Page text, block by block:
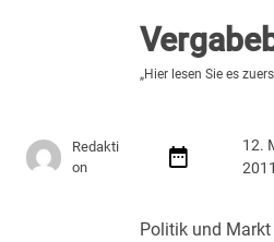
„Hier lesen Sie es
„Fundiert, praxisnah,
Redakti
on
12.
2011
Politik und Markt